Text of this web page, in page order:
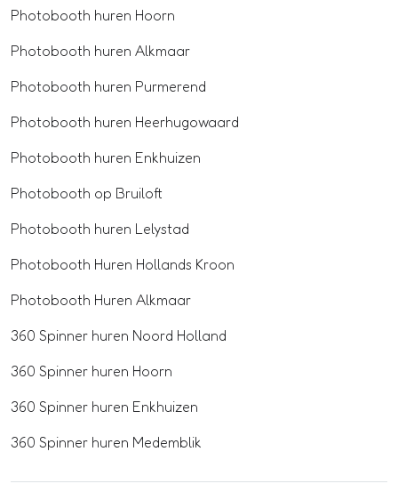
Photobooth huren Hoorn
Photobooth huren Alkmaar
Photobooth huren Purmerend
Photobooth huren Heerhugowaard
Photobooth huren Enkhuizen
Photobooth op Bruiloft
Photobooth huren Lelystad
Photobooth Huren Hollands Kroon
Photobooth Huren Alkmaar
360 Spinner huren Noord Holland
360 Spinner huren Hoorn
360 Spinner huren Enkhuizen
360 Spinner huren Medemblik